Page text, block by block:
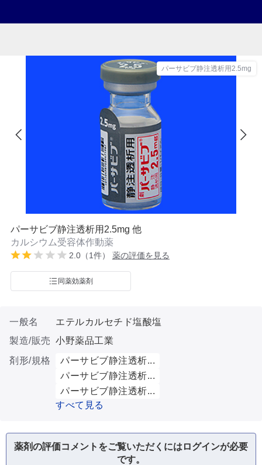
パーサビブ静注透析用2.5mg
パーサビブ静注透析用2.5mg 他
カルシウム受容体作動薬
2.0（1件） 薬の評価を見る
同薬効薬剤
一般名
エテルカルセチド塩酸塩
製造/販売 小野薬品工業
剤形/規格
パーサビブ静注透析...
パーサビブ静注透析...
パーサビブ静注透析...
すべて見る
薬剤の評価コメントをご覧いただくにはログインが必要
です。